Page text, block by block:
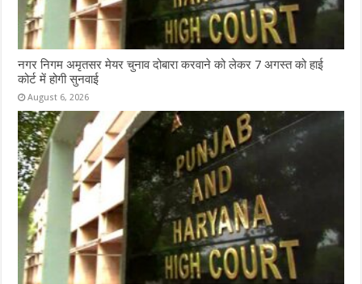
नगर निगम अमृतसर मेयर चुनाव दोबारा करवाने को लेकर 7 अगस्त को हाई
कोर्ट में होगी सुनवाई
August 6, 2026